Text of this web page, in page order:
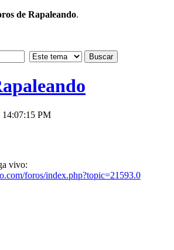
de Rapaleando.
14:07:15 PM
vivo:
foros/index.php?topic=21593.0